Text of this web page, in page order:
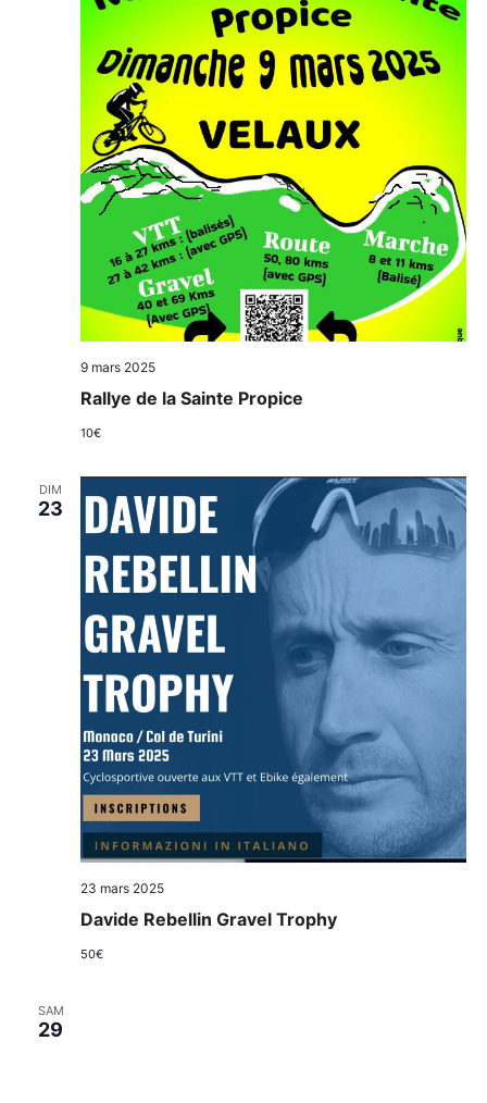
Rallye de la Sainte Propice
9 mars 2025
10€
DIM
23
Davide Rebellin Gravel Trophy
23 mars 2025
50€
SAM
29